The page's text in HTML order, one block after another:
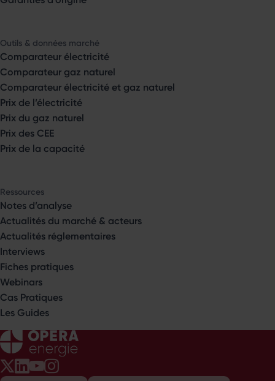
Outils & données marché
Comparateur électricité
Comparateur gaz naturel
Comparateur électricité et gaz naturel
Prix de l’électricité
Prix du gaz naturel
Prix des CEE
Prix de la capacité
Ressources
Notes d’analyse
Actualités du marché & acteurs
Actualités réglementaires
Interviews
Fiches pratiques
Webinars
Cas Pratiques
Les Guides
Opéra Énergie sur Twitter
Opéra Énergie sur LinkedIn
Opéra Énergie sur Youtube
Opéra Énergie sur Instagram